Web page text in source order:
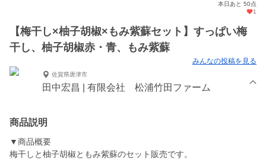
本日あと 50点
1
【梅干し×柚子胡椒×もみ紫蘇セット】すっぱい梅
干し、柚子胡椒赤・青、もみ紫蘇
みんなの投稿を見る
佐賀県唐津市
田中宏昌 | 有限会社 松浦竹田ファーム
商品説明
▼商品概要
梅干しと柚子胡椒ともみ紫蘇のセット販売です。